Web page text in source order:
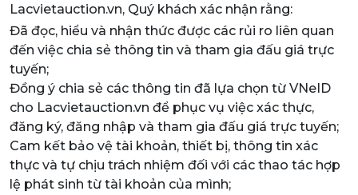
Lacvietauction.vn, Quý khách xác nhận rằng:
Đã đọc, hiểu và nhận thức được các rủi ro liên quan
đến việc chia sẻ thông tin và tham gia đấu giá trực
tuyến;
Đồng ý chia sẻ các thông tin đã lựa chọn từ VNeID
cho Lacvietauction.vn để phục vụ việc xác thực,
đăng ký, đăng nhập và tham gia đấu giá trực tuyến;
Cam kết bảo vệ tài khoản, thiết bị, thông tin xác
thực và tự chịu trách nhiệm đối với các thao tác hợp
lệ phát sinh từ tài khoản của mình;